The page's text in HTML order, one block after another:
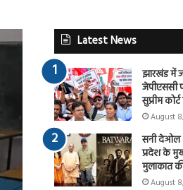
Latest News
झारखंड में
जेपीएससी
सुप्रीम
August
सनी देओल
प्रदेश के
मुलाकात
August